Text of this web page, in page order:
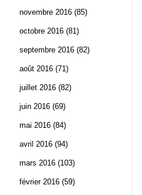
novembre 2016 (85)
octobre 2016 (81)
septembre 2016 (82)
août 2016 (71)
juillet 2016 (82)
juin 2016 (69)
mai 2016 (84)
avril 2016 (94)
mars 2016 (103)
février 2016 (59)